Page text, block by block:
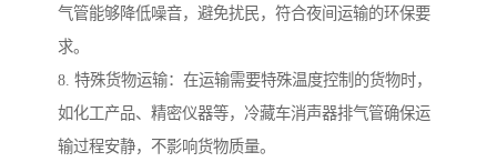
气管能够降低噪音，避免扰民，符合夜间运输的环保要
求。
8. 特殊货物运输：在运输需要特殊温度控制的货物时，
如化工产品、精密仪器等，冷藏车消声器排气管确保运
输过程安静，不影响货物质量。